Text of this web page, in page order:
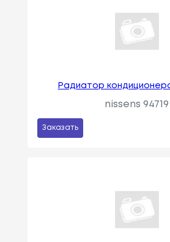
Радиатор
nissens 94719
Заказать